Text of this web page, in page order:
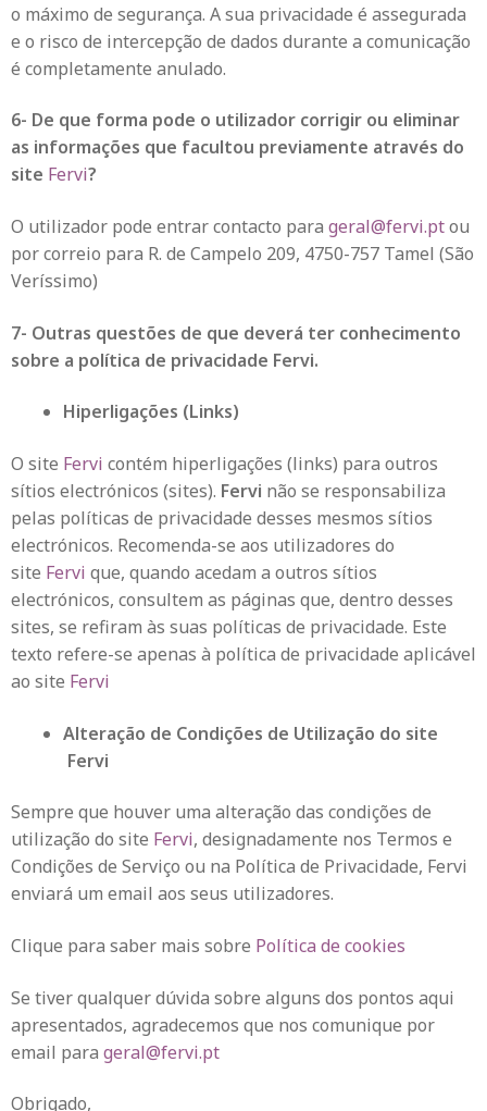
o máximo de segurança. A sua privacidade é assegurada
e o risco de intercepção de dados durante a comunicação
é completamente anulado.
6- De que forma pode o utilizador corrigir ou eliminar
as informações que facultou previamente através do
site Fervi?
O utilizador pode entrar contacto para geral@fervi.ptou
por correio para R. de Campelo 209, 4750-757 Tamel (São
Veríssimo)
7- Outras questões de que deverá ter conhecimento
sobre a política de privacidade Fervi.
Hiperligações (Links)
O site Fervi contém hiperligações (links) para outros
sítios electrónicos (sites). Fervi não se responsabiliza
pelas políticas de privacidade desses mesmos sítios
electrónicos. Recomenda-se aos utilizadores do
site Fervi que, quando acedam a outros sítios
electrónicos, consultem as páginas que, dentro desses
sites, se refiram às suas políticas de privacidade. Este
texto refere-se apenas à política de privacidade aplicável
ao site Fervi
Alteração de Condições de Utilização do site
Fervi
Sempre que houver uma alteração das condições de
utilização do site Fervi, designadamente nos Termos e
Condições de Serviço ou na Política de Privacidade, Fervi
enviará um email aos seus utilizadores.
Clique para saber mais sobre Política de cookies
Se tiver qualquer dúvida sobre alguns dos pontos aqui
apresentados, agradecemos que nos comunique por
email para geral@fervi.pt
Obrigado,